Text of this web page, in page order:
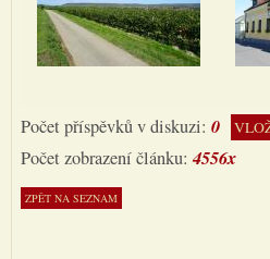
Počet příspěvků v diskuzi: 0
Počet zobrazení článku:4556x